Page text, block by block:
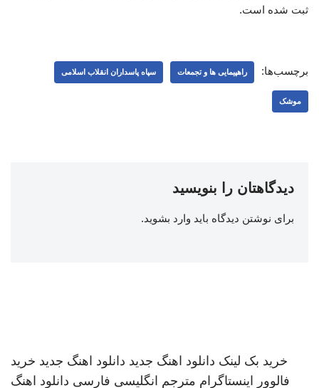
ثبت شده است.
برچسب‌ها: راهپیمایی ها و تجمعات سپاه پاسداران انقلاب اسلامی
موشک
دیدگاهتان را بنویسید
برای نوشتن دیدگاه باید وارد بشوید.
خرید بک لینک دانلود اهنگ جدید دانلود اهنگ جدید خرید
فالوور اینستاگرام مترجم انگلیسی فارسی دانلود اهنگ